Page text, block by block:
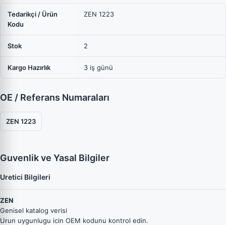
Tedarikçi / Ürün
Kodu
ZEN 1223
Stok 2
Kargo Hazırlık 3 iş günü
OE / Referans Numaraları
ZEN 1223
Guvenlik ve Yasal Bilgiler
Uretici Bilgileri
ZEN
Genisel katalog verisi
Urun uygunlugu icin OEM kodunu kontrol edin.